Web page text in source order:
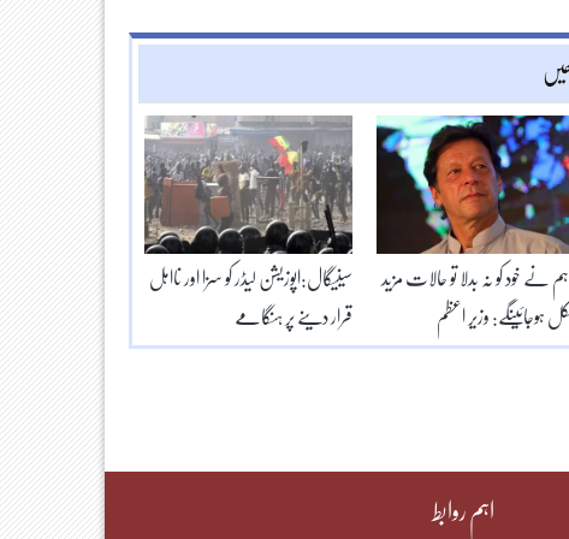
سینیگال:اپوزیشن لیڈر کو سزا اور نااہل
قرار دینے پر ہنگامے
ہم نے خود کو نہ بدلا تو حالات مزید
ہوجائینگے: وزیر اعظم
اہم روابط